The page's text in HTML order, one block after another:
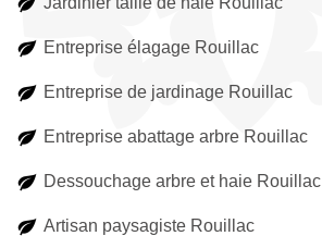
Entreprise élagage Rouillac
Entreprise de jardinage Rouillac
Entreprise abattage arbre Rouillac
Dessouchage arbre et haie Rouillac
Artisan paysagiste Rouillac